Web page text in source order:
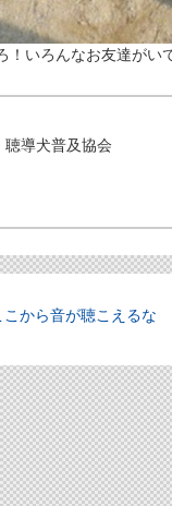
！いろんなお友達が
導犬普及協会
こから音が聴こえるな